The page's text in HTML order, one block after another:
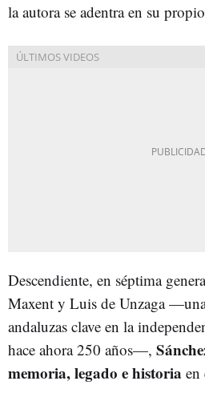
la autora se adentra en su
Descendiente, en séptima
Maxent y Luis de Unzaga
andaluzas clave en la
hace ahora 250 años—,
memoria, legado e historia en